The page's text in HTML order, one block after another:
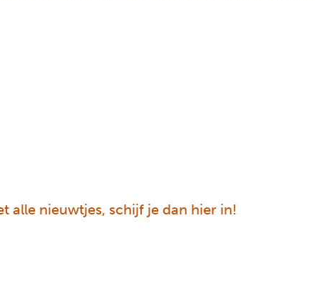
alle nieuwtjes, schijf je dan hier in!